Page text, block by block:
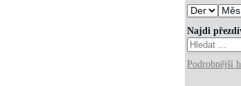
Najdi
Podrobnější